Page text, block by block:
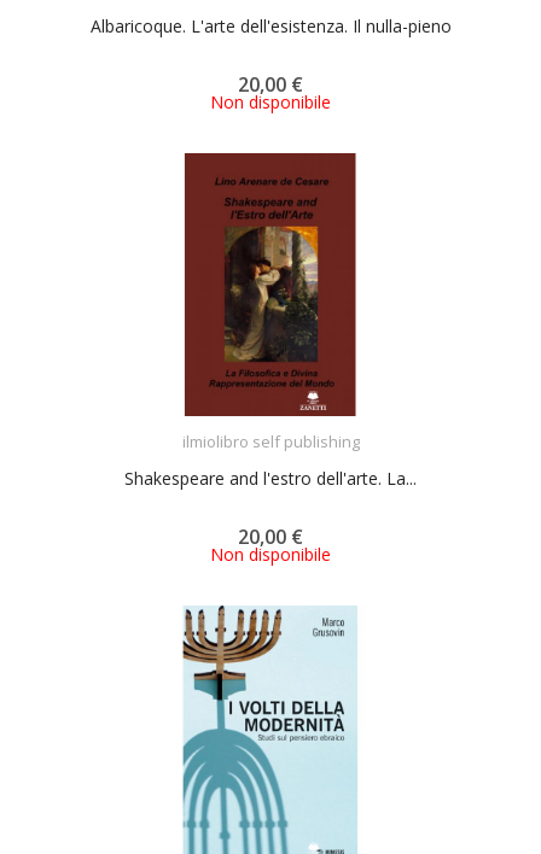
Albaricoque. L'arte dell'esistenza. Il nulla-pieno
20,00 €
Non disponibile
ilmiolibro self publishing
Shakespeare and l'estro dell'arte. La...
20,00 €
Non disponibile